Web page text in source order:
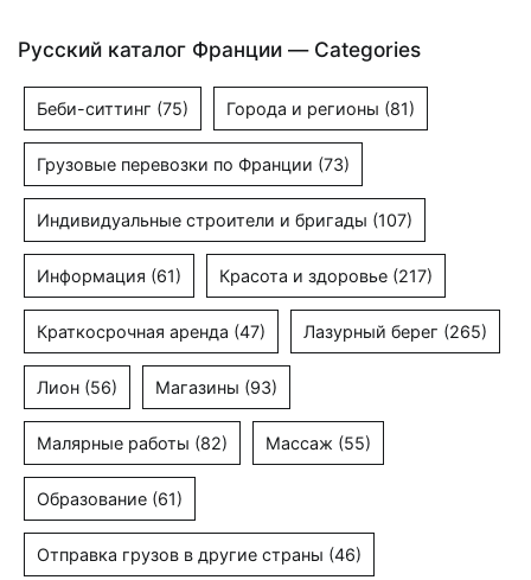
Русский каталог Франции — Categories
Беби-ситтинг (75) Города и регионы (81)
Грузовые перевозки по Франции (73)
Индивидуальные строители и бригады (107)
Информация (61) Красота и здоровье (217)
Краткосрочная аренда (47) Лазурный берег (265)
Лион (56) Магазины (93)
Малярные работы (82) Массаж (55)
Образование (61)
Отправка грузов в другие страны (46)